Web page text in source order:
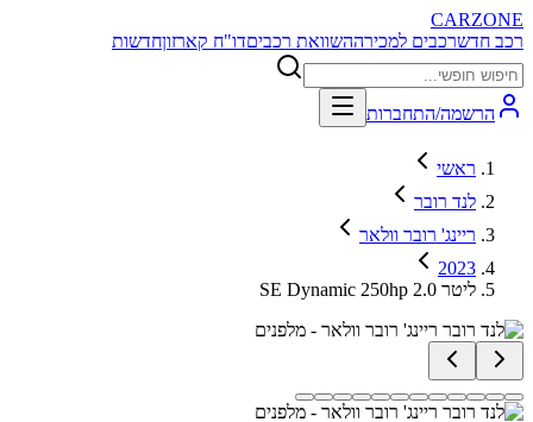
CARZONE
רכב חדשרכבים למכירההשוואת רכביםדו"ח קארזוןחדשות
הרשמה/התחברות
ראשי
לנד רובר
ריינג' רובר וולאר
2023
SE Dynamic 250hp 2.0 ליטר